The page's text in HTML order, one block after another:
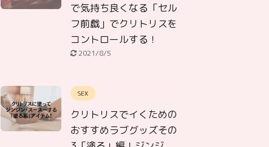
で気持ち良くなる「セル
フ前戯」でクリトリスを
コントロールする！
2021/8/5
SEX
クリトリスでイくための
おすすめラブグッズその